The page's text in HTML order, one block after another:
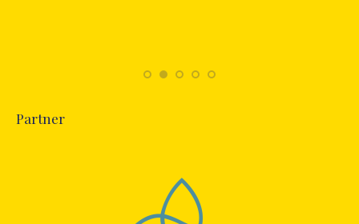
Partner